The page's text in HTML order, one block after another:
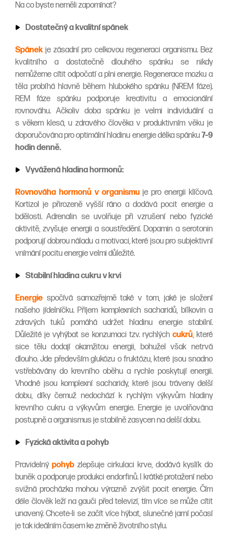
Na co byste neměli zapomínat?
Dostatečný a kvalitní spánek
Spánek je zásadní pro celkovou regeneraci organismu. Bez
kvalitního a dostatečně dlouhého spánku se nikdy
nemůžeme cítit odpočatí a plni energie. Regenerace mozku a
těla probíhá hlavně během hlubokého spánku (NREM fáze).
REM fáze spánku podporuje kreativitu a emocionální
rovnováhu. Ačkoliv doba spánku je velmi individuální a
s věkem klesá, u zdravého člověka v produktivním věku je
doporučována pro optimální hladinu energie délka spánku7–9
hodin denně.
Vyvážená hladina hormonů:
Rovnováha hormonů v organismuje pro energii klíčová.
Kortizol je přirozeně vyšší ráno a dodává pocit energie a
bdělosti. Adrenalin se uvolňuje při vzrušení nebo fyzické
aktivitě, zvyšuje energii a soustředění. Dopamin a serotonin
podporují dobrou náladu a motivaci, které jsou pro subjektivní
vnímání pocitu energie velmi důležité.
Stabilní hladina cukru v krvi
Energie spočívá samozřejmě také v tom, jaké je složení
našeho jídelníčku. Příjem komplexních sacharidů, bílkovin a
zdravých tuků pomáhá udržet hladinu energie stabilní.
Důležité je vyhýbat se konzumaci tzv. rychlých cukrů, které
sice tělu dodají okamžitou energii, bohužel však netrvá
dlouho. Jde především glukózu o fruktózu, které jsou snadno
vstřebávány do krevního oběhu a rychle poskytují energii.
Vhodné jsou komplexní sacharidy, které jsou tráveny delší
dobu, díky čemuž nedochází k rychlým výkyvům hladiny
krevního cukru a výkyvům energie. Energie je uvolňována
postupně a organismus je stabilně zasycen na delší dobu.
Fyzická aktivita a pohyb
Pravidelný pohyb zlepšuje cirkulaci krve, dodává kyslík do
buněk a podporuje produkci endorfinů. I krátké protažení nebo
svižná procházka mohou výrazně zvýšit pocit energie. Čím
déle člověk leží na gauči před televizí, tím více se může cítit
unavený. Chcete-li se začít více hýbat, slunečné jarní počasí
je tak ideálním časem ke změně životního stylu.